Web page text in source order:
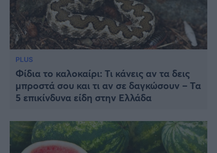
PLUS
Φίδια το καλοκαίρι: Τι κάνεις αν τα δεις
μπροστά σου και τι αν σε δαγκώσουν – Τα
5 επικίνδυνα είδη στην Ελλάδα